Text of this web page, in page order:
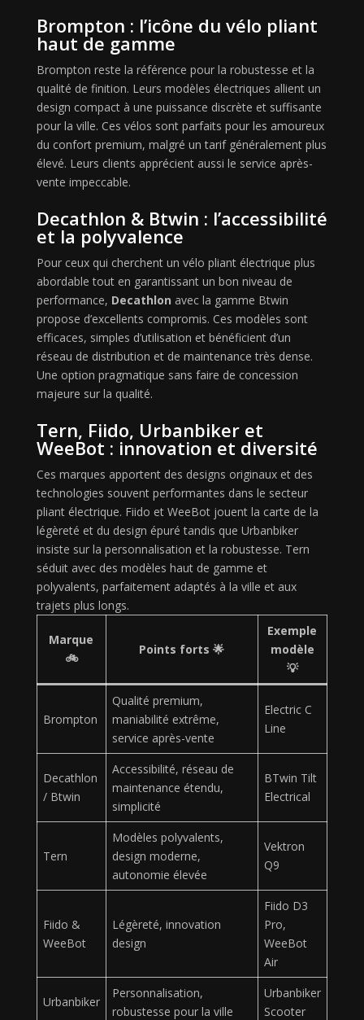
Brompton : l’icône du vélo pliant
haut de gamme
Brompton reste la référence pour la robustesse et la
qualité de finition. Leurs modèles électriques allient un
design compact à une puissance discrète et suffisante
pour la ville. Ces vélos sont parfaits pour les amoureux
du confort premium, malgré un tarif généralement plus
élevé. Leurs clients apprécient aussi le service après-
vente impeccable.
Decathlon & Btwin : l’accessibilité
et la polyvalence
Pour ceux qui cherchent un vélo pliant électrique plus
abordable tout en garantissant un bon niveau de
performance, Decathlon avec la gamme Btwin
propose d’excellents compromis. Ces modèles sont
efficaces, simples d’utilisation et bénéficient d’un
réseau de distribution et de maintenance très dense.
Une option pragmatique sans faire de concession
majeure sur la qualité.
Tern, Fiido, Urbanbiker et
WeeBot : innovation et diversité
Ces marques apportent des designs originaux et des
technologies souvent performantes dans le secteur
pliant électrique. Fiido et WeeBot jouent la carte de la
légèreté et du design épuré tandis que Urbanbiker
insiste sur la personnalisation et la robustesse. Tern
séduit avec des modèles haut de gamme et
polyvalents, parfaitement adaptés à la ville et aux
trajets plus longs.
Marque
🚲
Points forts 🌟
Exemple
modèle
💡
Brompton
Qualité premium,
maniabilité extrême,
service après-vente
Electric C
Line
Decathlon
/ Btwin
Accessibilité, réseau de
maintenance étendu,
simplicité
BTwin Tilt
Electrical
Tern
Modèles polyvalents,
design moderne,
autonomie élevée
Vektron
Q9
Fiido &
WeeBot
Légèreté, innovation
design
Fiido D3
Pro,
WeeBot
Air
Urbanbiker
Personnalisation,
robustesse pour la ville
Urbanbiker
Scooter